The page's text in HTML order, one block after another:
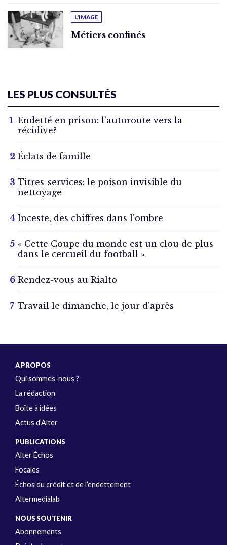
L'IMAGE
Métiers confinés
LES PLUS CONSULTÉS
Endetté en prison: l’autoroute vers la
récidive?
Éclats de famille
Titres-services: le poison invisible du
nettoyage
Inceste, des chiffres dans l’ombre
« Cette Coupe du monde est un clou de plus
dans le cercueil du football »
Rendez-vous au Rialto
Travail le dimanche, le jour d’après
A PROPOS
Qui sommes-nous ?
La rédaction
Boîte à idées
Actus d’Alter
PUBLICATIONS
Alter Échos
Focales
Échos du crédit et de l’endettement
Altermedialab
NOUS SOUTENIR
Abonnements